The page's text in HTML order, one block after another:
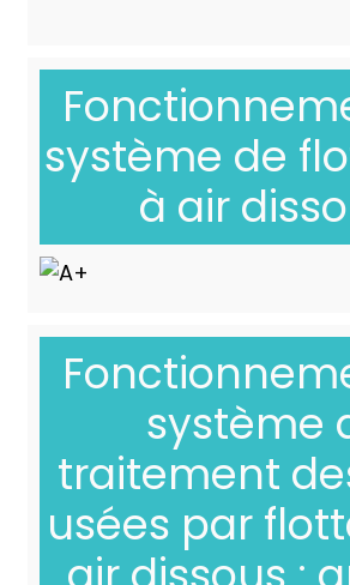
système de
à air
système
traitement
usées par